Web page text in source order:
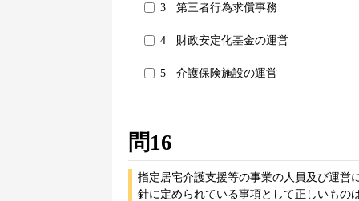
3 第三者行為求償事務
4 財政安定化基金の運営
5 介護保険施設の運営
問16
指定居宅介護支援等の事業の人員及び運営
針に定められている事項として正しいもの